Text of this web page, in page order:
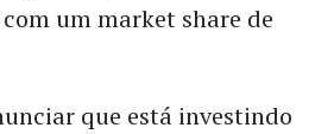
um market share de
que está investindo